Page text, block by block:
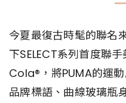
今夏最復古時髦的聯名
下SELECT系列首度聯
Cola®，將PUMA的運
品牌標語、曲線玻璃瓶